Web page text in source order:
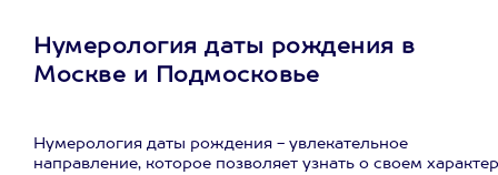
Нумерология даты рождения в
Москве и Подмосковье
Нумерология даты рождения - увлекательное
направление, которое позволяет узнать о своем